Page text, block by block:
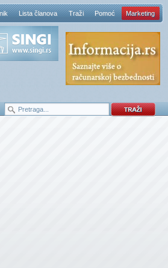
Lista članova Traži Pomoć Marketing